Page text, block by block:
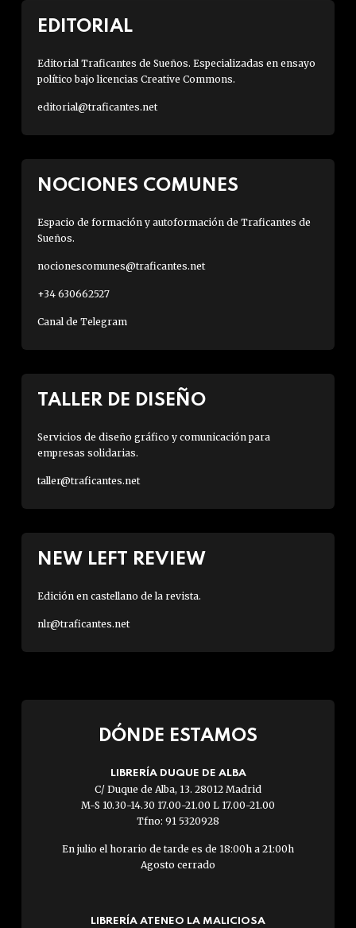
EDITORIAL
Editorial Traficantes de Sueños. Especializadas en ensayo
político bajo licencias Creative Commons.
editorial@traficantes.net
NOCIONES COMUNES
Espacio de formación y autoformación de Traficantes de
Sueños.
nocionescomunes@traficantes.net
+34 630662527
Canal de Telegram
TALLER DE DISEÑO
Servicios de diseño gráfico y comunicación para
empresas solidarias.
taller@traficantes.net
NEW LEFT REVIEW
Edición en castellano de la revista.
nlr@traficantes.net
DÓNDE ESTAMOS
LIBRERÍA DUQUE DE ALBA
C/ Duque de Alba, 13. 28012 Madrid
M-S 10.30-14.30 17.00-21.00 L 17.00-21.00
Tfno: 91 5320928
En julio el horario de tarde es de 18:00h a 21:00h
Agosto cerrado
LIBRERÍA ATENEO LA MALICIOSA